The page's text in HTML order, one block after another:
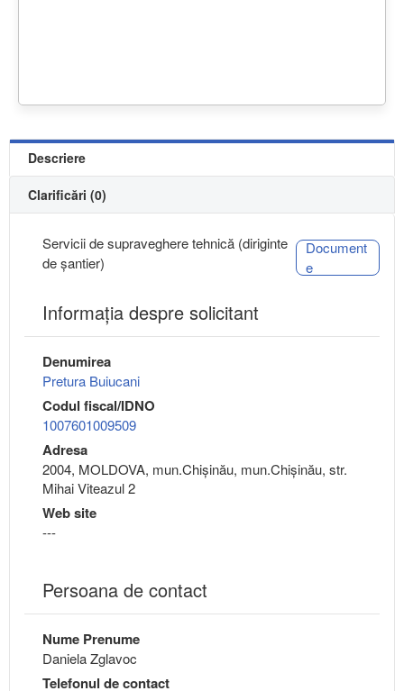
Descriere
Clarificări (0)
Servicii de supraveghere tehnică (diriginte
de șantier)
Document
e
Informaţia despre solicitant
Denumirea
Pretura Buiucani
Codul fiscal/IDNO
1007601009509
Adresa
2004, MOLDOVA, mun.Chişinău, mun.Chişinău, str.
Mihai Viteazul 2
Web site
---
Persoana de contact
Nume Prenume
Daniela Zglavoc
Telefonul de contact